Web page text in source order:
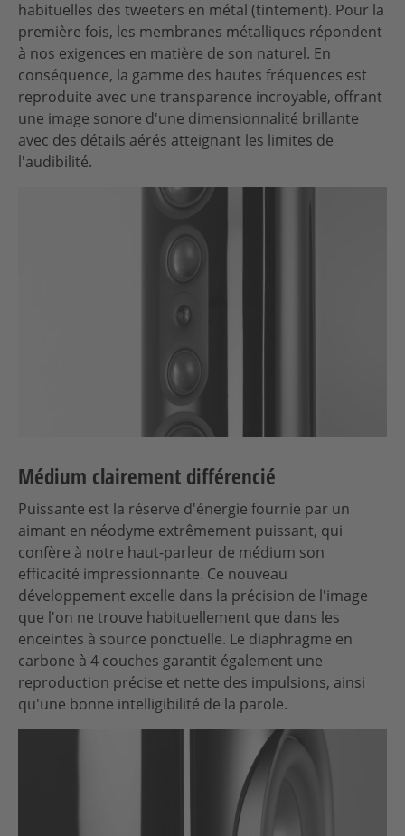
habituelles des tweeters en métal (tintement). Pour la
première fois, les membranes métalliques répondent
à nos exigences en matière de son naturel. En
conséquence, la gamme des hautes fréquences est
reproduite avec une transparence incroyable, offrant
une image sonore d'une dimensionnalité brillante
avec des détails aérés atteignant les limites de
l'audibilité.
Médium clairement différencié
Puissante est la réserve d'énergie fournie par un
aimant en néodyme extrêmement puissant, qui
confère à notre haut-parleur de médium son
efficacité impressionnante. Ce nouveau
développement excelle dans la précision de l'image
que l'on ne trouve habituellement que dans les
enceintes à source ponctuelle. Le diaphragme en
carbone à 4 couches garantit également une
reproduction précise et nette des impulsions, ainsi
qu'une bonne intelligibilité de la parole.